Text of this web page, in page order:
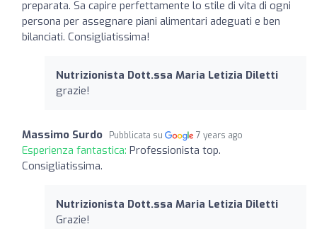
preparata. Sa capire perfettamente lo stile di vita di ogni
persona per assegnare piani alimentari adeguati e ben
bilanciati. Consigliatissima!
Nutrizionista Dott.ssa Maria Letizia Diletti
grazie!
Massimo Surdo Pubblicata su 7 years ago
Esperienza fantastica: Professionista top.
Consigliatissima.
Nutrizionista Dott.ssa Maria Letizia Diletti
Grazie!